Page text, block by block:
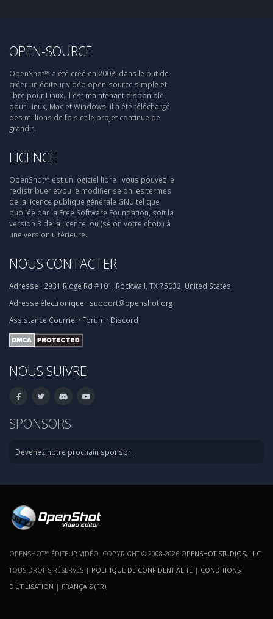
OPEN-SOURCE
OpenShot™ a été créé en 2008, dans le but de
créer un éditeur vidéo open-source simple et
libre pour Linux. Il est maintenant disponible
pour Linux, Mac et Windows, il a été téléchargé
des millions de fois et le projet continue de
grandir.
LICENCE
OpenShot™ est un logiciel libre : vous pouvez le
redistribuer et/ou le modifier selon les termes
de la licence publique générale GNU tel que
publiée par la Free Software Foundation, soit la
version 3 de la licence, ou (selon votre choix) à
une version ultérieure.
NOUS CONTACTER
Adresse : 2931 Ridge Rd #101, Rockwall, TX 75032, United States
Adresse électronique : support@openshot.org
Assistance Courriel · Forum · Discord
NOUS SUIVRE
SPONSORS
Devenez notre prochain sponsor.
OPENSHOT™ ÉDITEUR VIDÉO. COPYRIGHT © 2008-2026 OPENSHOT STUDIOS, LLC
TOUS DROITS RÉSERVÉS | POLITIQUE DE CONFIDENTIALITÉ | CONDITIONS
D'UTILISATION | FRANÇAIS (FR)